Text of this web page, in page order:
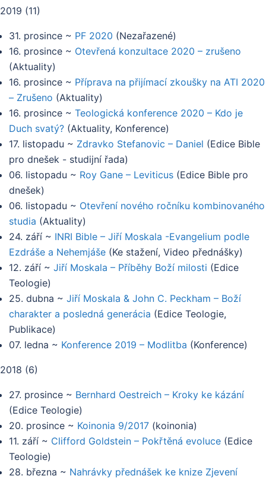
2019 (11)
31. prosince ~ PF 2020 (Nezařazené)
16. prosince ~ Otevřená konzultace 2020 – zrušeno
(Aktuality)
16. prosince ~ Příprava na přijímací zkoušky na ATI 2020
– Zrušeno (Aktuality)
16. prosince ~ Teologická konference 2020 – Kdo je
Duch svatý? (Aktuality, Konference)
17. listopadu ~ Zdravko Stefanovic – Daniel (Edice Bible
pro dnešek - studijní řada)
06. listopadu ~ Roy Gane – Leviticus (Edice Bible pro
dnešek)
06. listopadu ~ Otevření nového ročníku kombinovaného
studia (Aktuality)
24. září ~ INRI Bible – Jiří Moskala -Evangelium podle
Ezdráše a Nehemjáše (Ke stažení, Video přednášky)
12. září ~ Jiří Moskala – Příběhy Boží milosti (Edice
Teologie)
25. dubna ~ Jiří Moskala & John C. Peckham – Boží
charakter a posledná generácia (Edice Teologie,
Publikace)
07. ledna ~ Konference 2019 – Modlitba (Konference)
2018 (6)
27. prosince ~ Bernhard Oestreich – Kroky ke kázání
(Edice Teologie)
20. prosince ~ Koinonia 9/2017 (koinonia)
11. září ~ Clifford Goldstein – Pokřtěná evoluce (Edice
Teologie)
28. března ~ Nahrávky přednášek ke knize Zjevení